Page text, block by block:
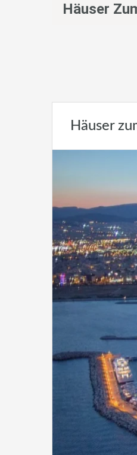
Häuser
Häuser